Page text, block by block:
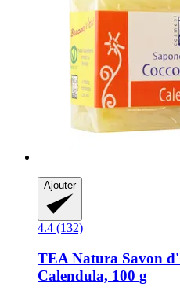
Ajouter
4.4 (132)
TEA Natura Savon
Calendula, 100 g